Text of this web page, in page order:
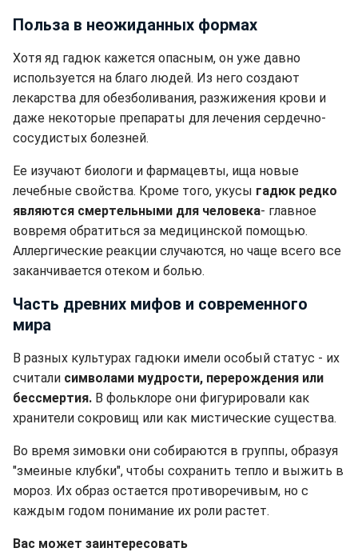
Польза в неожиданных формах
Хотя яд гадюк кажется опасным, он уже давно
используется на благо людей. Из него создают
лекарства для обезболивания, разжижения крови и
даже некоторые препараты для лечения сердечно-
сосудистых болезней.
Ее изучают биологи и фармацевты, ища новые
лечебные свойства. Кроме того, укусы гадюк редко
являются смертельными для человека- главное
вовремя обратиться за медицинской помощью.
Аллергические реакции случаются, но чаще всего все
заканчивается отеком и болью.
Часть древних мифов и современного
мира
В разных культурах гадюки имели особый статус - их
считали символами мудрости, перерождения или
бессмертия. В фольклоре они фигурировали как
хранители сокровищ или как мистические существа.
Во время зимовки они собираются в группы, образуя
"змеиные клубки", чтобы сохранить тепло и выжить в
мороз. Их образ остается противоречивым, но с
каждым годом понимание их роли растет.
Вас может заинтересовать